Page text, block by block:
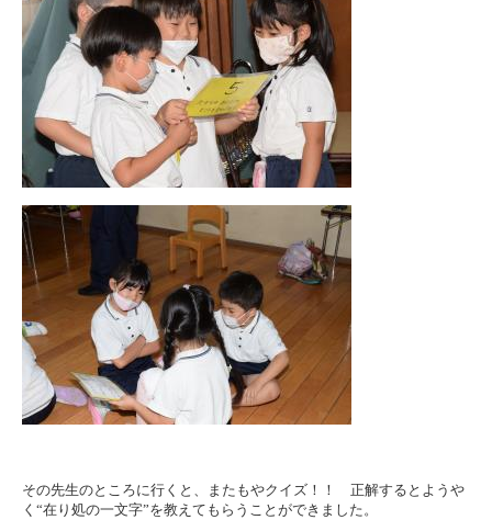
その先生のところに行くと、またもやクイズ！！ 正解するとようや
く“在り処の一文字”を教えてもらうことができました。